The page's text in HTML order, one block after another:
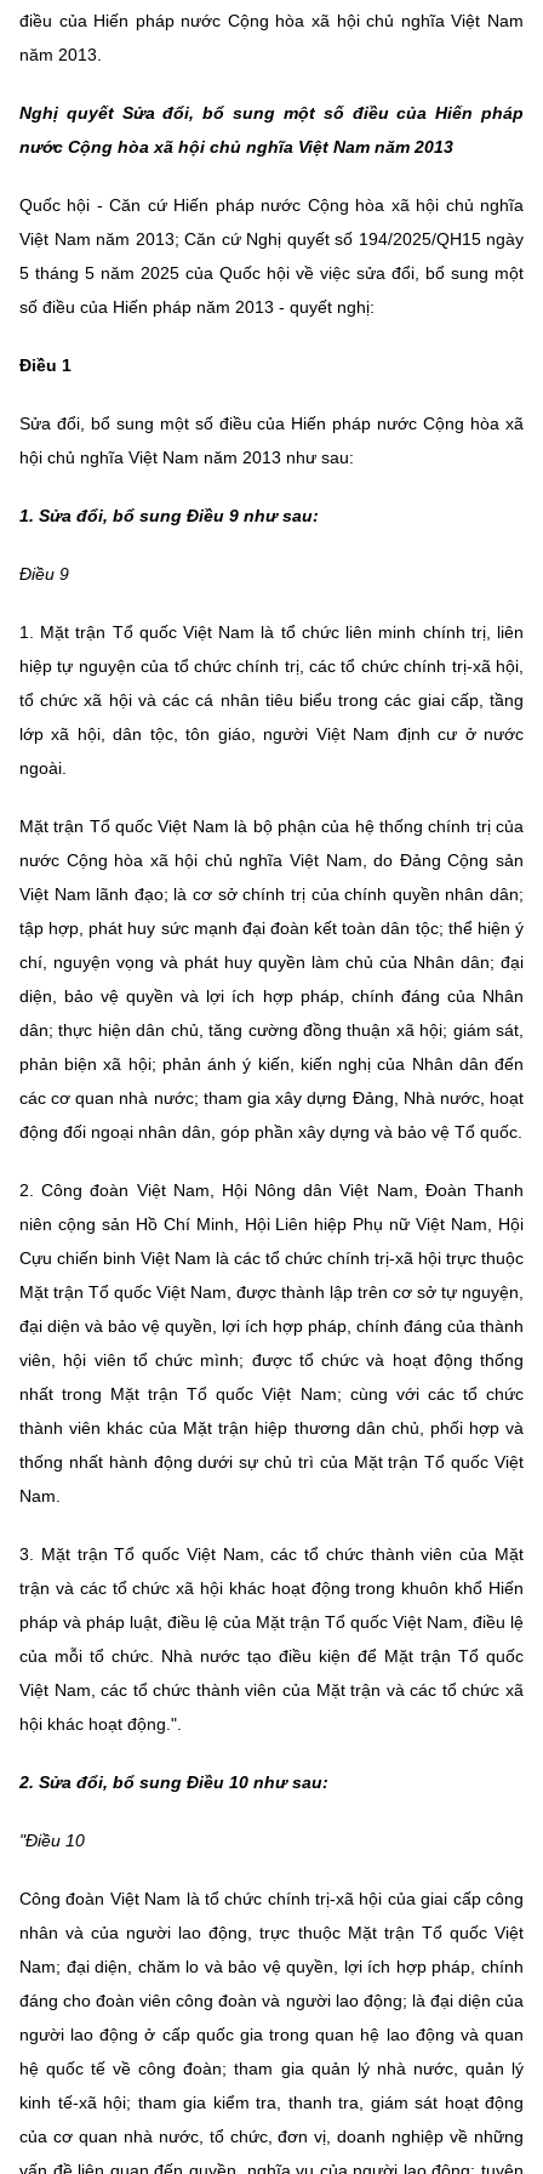
Chọn ngôn ngữ
MINISTRY OF SCIENCE AND TECHNOLOGY
Theo dõi MST:
Chịu trách nhiệm nội dung: Nguyễn Thị Hải Hằng
Liên hệ
Điện thoại: 024 3936 9506
©2026 Bản quyền thuộc Bộ Khoa Học và Công Nghệ
website này)
điều của Hiến pháp nước Cộng hòa xã hội chủ nghĩa Việt Nam
năm 2013.
Nghị quyết Sửa đổi, bổ sung một số điều của Hiến pháp
nước Cộng hòa xã hội chủ nghĩa Việt Nam năm 2013
Quốc hội - Căn cứ Hiến pháp nước Cộng hòa xã hội chủ nghĩa
Việt Nam năm 2013; Căn cứ Nghị quyết số 194/2025/QH15 ngày
5 tháng 5 năm 2025 của Quốc hội về việc sửa đổi, bổ sung một
số điều của Hiến pháp năm 2013 - quyết nghị:
Điều 1
Sửa đổi, bổ sung một số điều của Hiến pháp nước Cộng hòa xã
hội chủ nghĩa Việt Nam năm 2013 như sau:
1. Sửa đổi, bổ sung Điều 9 như sau:
Điều 9
1. Mặt trận Tổ quốc Việt Nam là tổ chức liên minh chính trị, liên
hiệp tự nguyện của tổ chức chính trị, các tổ chức chính trị-xã hội,
tổ chức xã hội và các cá nhân tiêu biểu trong các giai cấp, tầng
lớp xã hội, dân tộc, tôn giáo, người Việt Nam định cư ở nước
ngoài.
Mặt trận Tổ quốc Việt Nam là bộ phận của hệ thống chính trị của
nước Cộng hòa xã hội chủ nghĩa Việt Nam, do Đảng Cộng sản
Việt Nam lãnh đạo; là cơ sở chính trị của chính quyền nhân dân;
tập hợp, phát huy sức mạnh đại đoàn kết toàn dân tộc; thể hiện ý
chí, nguyện vọng và phát huy quyền làm chủ của Nhân dân; đại
diện, bảo vệ quyền và lợi ích hợp pháp, chính đáng của Nhân
dân; thực hiện dân chủ, tăng cường đồng thuận xã hội; giám sát,
phản biện xã hội; phản ánh ý kiến, kiến nghị của Nhân dân đến
các cơ quan nhà nước; tham gia xây dựng Đảng, Nhà nước, hoạt
động đối ngoại nhân dân, góp phần xây dựng và bảo vệ Tổ quốc.
2. Công đoàn Việt Nam, Hội Nông dân Việt Nam, Đoàn Thanh
niên cộng sản Hồ Chí Minh, Hội Liên hiệp Phụ nữ Việt Nam, Hội
Cựu chiến binh Việt Nam là các tổ chức chính trị-xã hội trực thuộc
Mặt trận Tổ quốc Việt Nam, được thành lập trên cơ sở tự nguyện,
đại diện và bảo vệ quyền, lợi ích hợp pháp, chính đáng của thành
viên, hội viên tổ chức mình; được tổ chức và hoạt động thống
nhất trong Mặt trận Tổ quốc Việt Nam; cùng với các tổ chức
thành viên khác của Mặt trận hiệp thương dân chủ, phối hợp và
thống nhất hành động dưới sự chủ trì của Mặt trận Tổ quốc Việt
Nam.
3. Mặt trận Tổ quốc Việt Nam, các tổ chức thành viên của Mặt
trận và các tổ chức xã hội khác hoạt động trong khuôn khổ Hiến
pháp và pháp luật, điều lệ của Mặt trận Tổ quốc Việt Nam, điều lệ
của mỗi tổ chức. Nhà nước tạo điều kiện để Mặt trận Tổ quốc
Việt Nam, các tổ chức thành viên của Mặt trận và các tổ chức xã
hội khác hoạt động.".
2. Sửa đổi, bổ sung Điều 10 như sau:
"Điều 10
Công đoàn Việt Nam là tổ chức chính trị-xã hội của giai cấp công
nhân và của người lao động, trực thuộc Mặt trận Tổ quốc Việt
Nam; đại diện, chăm lo và bảo vệ quyền, lợi ích hợp pháp, chính
đáng cho đoàn viên công đoàn và người lao động; là đại diện của
người lao động ở cấp quốc gia trong quan hệ lao động và quan
hệ quốc tế về công đoàn; tham gia quản lý nhà nước, quản lý
kinh tế-xã hội; tham gia kiểm tra, thanh tra, giám sát hoạt động
của cơ quan nhà nước, tổ chức, đơn vị, doanh nghiệp về những
vấn đề liên quan đến quyền, nghĩa vụ của người lao động; tuyên